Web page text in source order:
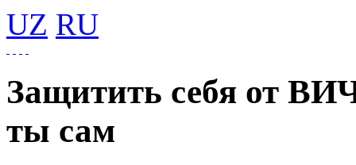
UZ RU
Защитить себя от
ты сам